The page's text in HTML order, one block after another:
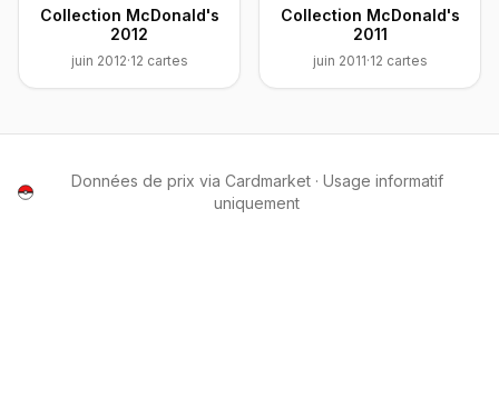
Collection McDonald's
2012
juin 2012·12 cartes
Collection McDonald's
2011
juin 2011·12 cartes
Données de prix via Cardmarket · Usage informatif
uniquement